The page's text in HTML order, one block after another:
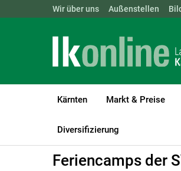
Landwirtschaftskammern:
Wir über uns Außenstellen
Kärnten Markt & Preise
Diversifizierung
LK Kärnten Betriebsführung
Feriencamps der